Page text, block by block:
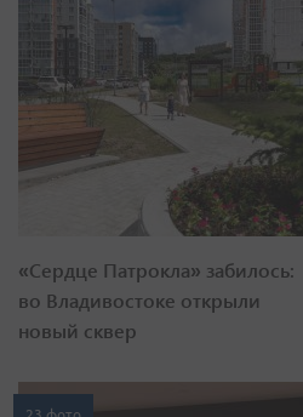
«Сердце Патрокла» забилось:
во Владивостоке открыли
новый сквер